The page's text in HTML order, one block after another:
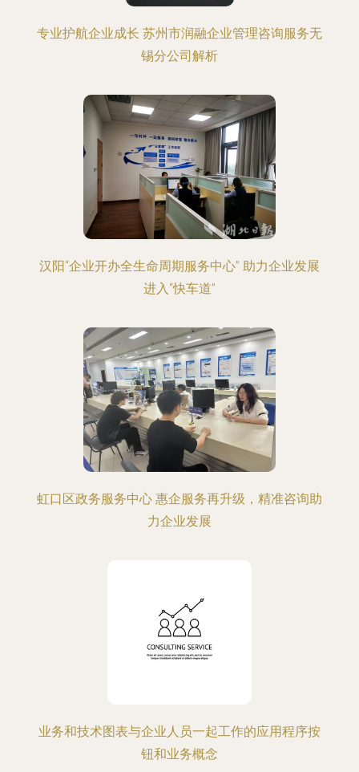
专业护航企业成长 苏州市润融企业管理咨询服务无
锡分公司解析
汉阳“企业开办全生命周期服务中心” 助力企业发展
进入“快车道”
虹口区政务服务中心 惠企服务再升级，精准咨询助
力企业发展
业务和技术图表与企业人员一起工作的应用程序按
钮和业务概念